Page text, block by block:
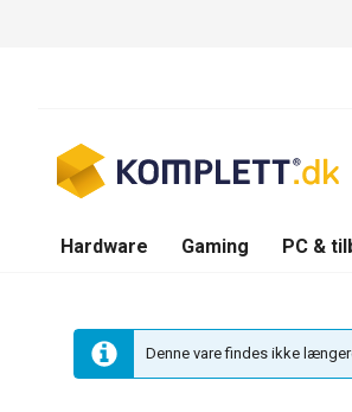
Hardware Gaming PC &
Denne vare findes ikke